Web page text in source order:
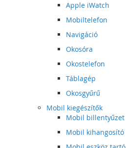
Apple iWatch
Mobiltelefon
Navigáció
Okosóra
Okostelefon
Táblagép
Okosgyűrű
Mobil kiegészítők
Mobil billentyűzet
Mobil kihangosító